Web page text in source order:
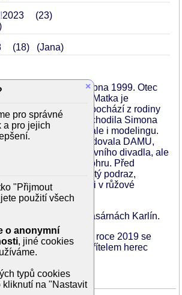
2023
23
18 (Jana)
se narodila
4. srpna 1999. Otec
zabývá se uměním. Matka je
adiktologie), ale pochází z rodiny
Už od dětství chodila Simona
věnovala se ale i modelingu.
na herectví, vystudovala DAMU,
na katedře alternativního divadla, ale
koleny přešla na činohru. Před
Zlatý podraz,
si odbyla v Ordinaci v růžové
divadle a v kasárnách Karlín.
Zdeněk Piškula
, ale v roce 2019 se
2024) je jejím přítelem herec
×
pro správné
a pro jejich
"Přijmout
použití všech
o anonymní
, jiné cookies
typů cookies
kliknutí na "Nastavit